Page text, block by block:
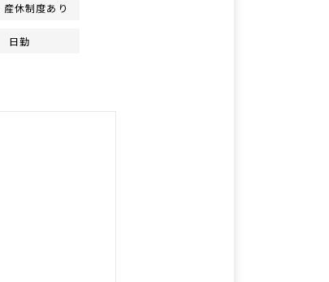
産休制度あり
日勤